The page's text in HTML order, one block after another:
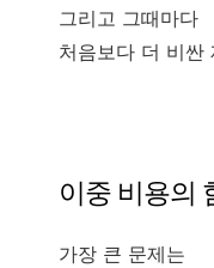
그리고 그때마다
처음보다 더 비싼
이중 비용의
가장 큰 문제는